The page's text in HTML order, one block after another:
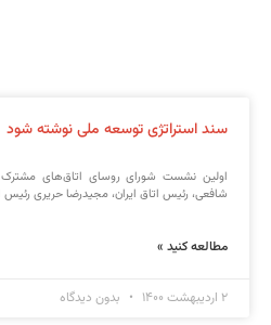
سند استراتژی توسعه ملی نوشته شود
اولین نشست شورای روسای اتاق‌های مشترک
شافعی، رئیس اتاق ایران، مجیدرضا حریری رئیس
مطالعه کنید »
۲ اردیبهشت ۱۴۰۰ بدون دیدگاه